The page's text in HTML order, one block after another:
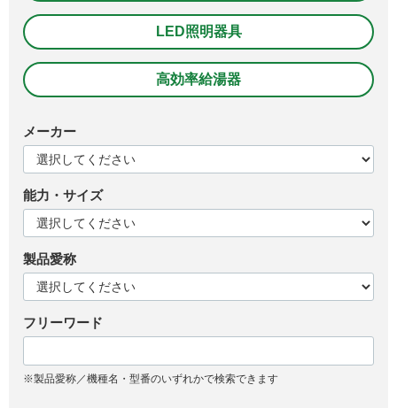
LED照明器具
高効率給湯器
メーカー
能力・サイズ
製品愛称
フリーワード
※製品愛称／機種名・型番のいずれかで検索できます